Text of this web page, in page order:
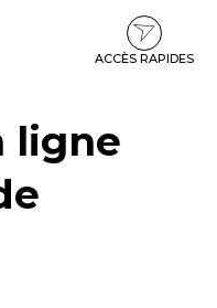
ACCÈS RAPIDES
ligne